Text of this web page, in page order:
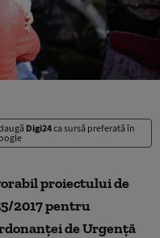
Digi24ca sursă preferată în
proiectului de
2017 pentru
de Urgență